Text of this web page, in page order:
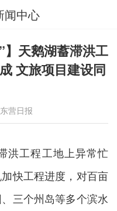
闻中心
】天鹅湖蓄滞洪工
文旅项目建设同
营日报
工程工地上异常忙
快工程进度，对百亩
三个州岛等多个滨水